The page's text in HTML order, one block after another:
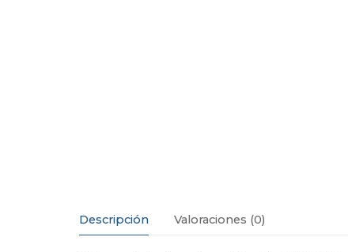
Descripción Valoraciones (0)